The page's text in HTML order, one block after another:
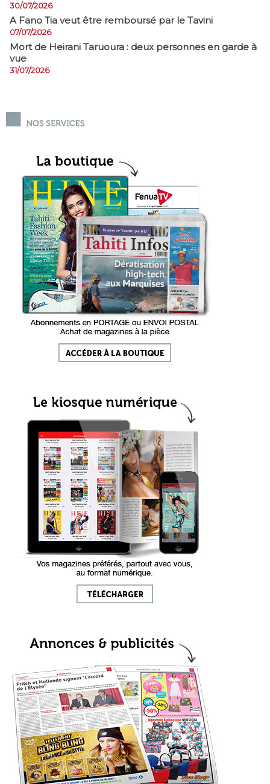
30/07/2026
A Fano Tia veut être remboursé par le Tavini
07/07/2026
Mort de Heirani Taruoura : deux personnes en garde à
vue
31/07/2026